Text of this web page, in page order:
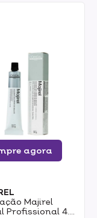
agora
Majirel
Profissional 4.0